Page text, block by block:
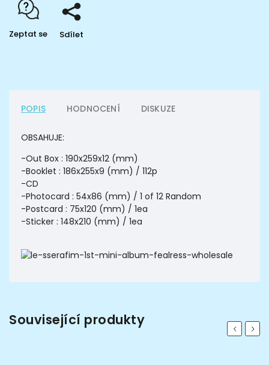
Zeptat se Sdílet
POPIS HODNOCENÍ DISKUZE
OBSAHUJE:
-Out Box : 190x259x12 (mm)
-Booklet : 186x255x9 (mm) / 112p
-CD
-Photocard : 54x86 (mm) / 1 of 12 Random
-Postcard : 75x120 (mm) / 1ea
-Sticker : 148x210 (mm) / 1ea
Související produkty Previous
Next